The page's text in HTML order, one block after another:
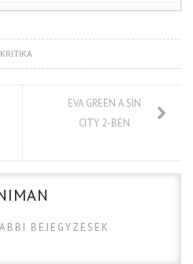
KRITIKA
EVA GREEN A SIN
CITY 2-BEN
BEJEGYZESEK